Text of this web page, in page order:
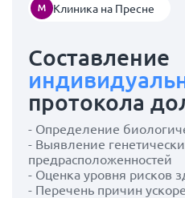
Клиника на Пресне
Составление
протокола
- Определение
- Выявление
предрасположенностей
- Оценка уровня рисков
- Перечень причин